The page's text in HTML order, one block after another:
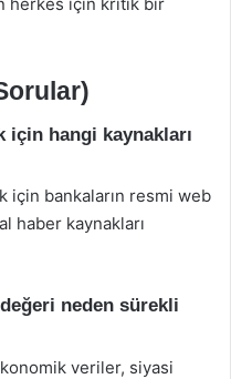
için hangi kaynakları
için bankaların resmi web
haber kaynakları
neden sürekli
veriler, siyasi